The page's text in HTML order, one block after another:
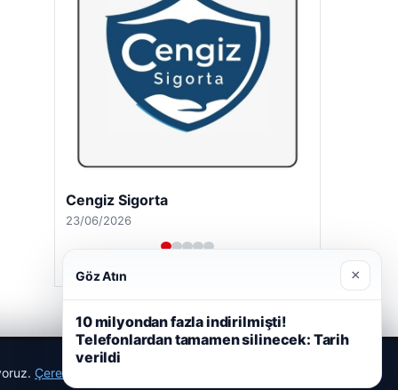
Cengiz Sigorta
23/06/2026
Çerez Politikamız
Göz Atın ×
10 milyondan fazla indirilmişti!
Telefonlardan tamamen silinecek: Tarih
verildi